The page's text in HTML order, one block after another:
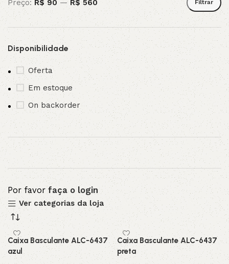
Filtrar
Preço: R$ 90 — R$ 560
Disponibilidade
Oferta
Em estoque
On backorder
Por favor faça o login
Ver categorias da loja
Caixa Basculante ALC-6437
azul
Caixa Basculante ALC-6437
preta